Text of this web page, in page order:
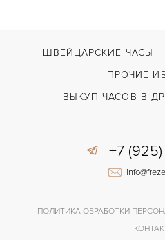
КАЛИБР/МЕХАНИЗМ
ШВЕЙЦАРСКИЕ ЧАСЫ
ПРОЧИЕ
ВЫКУП ЧАСОВ В
+7 (925)
ПОЛИТИКА ОБРАБОТКИ